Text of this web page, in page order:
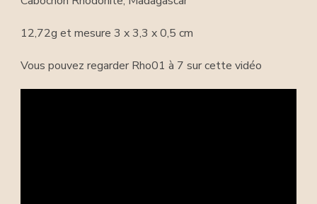
12,72g et mesure 3 x 3,3 x 0,5 cm
Vous pouvez regarder Rho01 à 7 sur cette vidéo